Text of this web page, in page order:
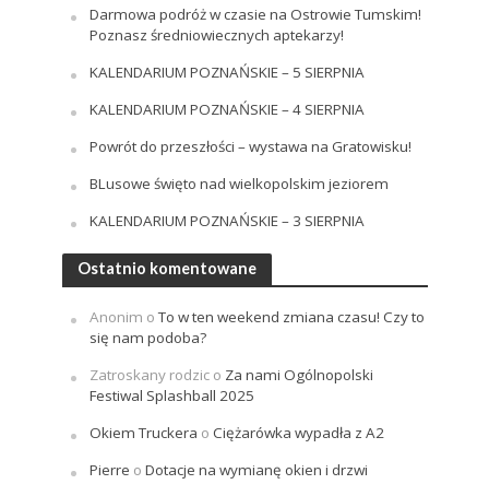
Darmowa podróż w czasie na Ostrowie Tumskim!
Poznasz średniowiecznych aptekarzy!
KALENDARIUM POZNAŃSKIE – 5 SIERPNIA
KALENDARIUM POZNAŃSKIE – 4 SIERPNIA
Powrót do przeszłości – wystawa na Gratowisku!
BLusowe święto nad wielkopolskim jeziorem
KALENDARIUM POZNAŃSKIE – 3 SIERPNIA
Ostatnio komentowane
Anonim oTo w ten weekend zmiana czasu! Czy to
się nam podoba?
Zatroskany rodzico Za nami Ogólnopolski
Festiwal Splashball 2025
Okiem Truckera o Ciężarówka wypadła z A2
Pierre o Dotacje na wymianę okien i drzwi